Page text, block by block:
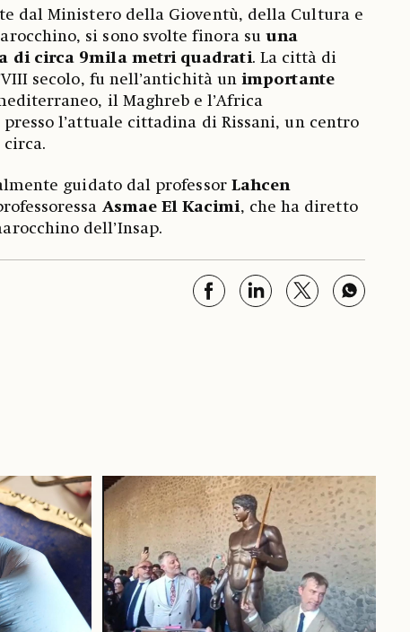
dal Ministero della Gioventù, della Cultura e
si sono svolte finora su una
di circa 9mila metri quadrati. La città di
secolo, fu nell’antichità unimportante
il Maghreb e l’Africa
l’attuale cittadina di Rissani, un centro
guidato dal professor Lahcen
Asmae El Kacimi, che ha diretto
dell’Insap.